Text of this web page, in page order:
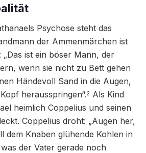
Psychose steht das
der Ammenmärchen ist
„Das ist ein böser Mann, der
wenn sie nicht zu Bett gehen
Händevoll Sand in die Augen,
herausspringen“.2 Als Kind
heimlich Coppelius und seinen
Coppelius droht: „Augen her,
dem Knaben glühende Kohlen in
der Vater gerade noch